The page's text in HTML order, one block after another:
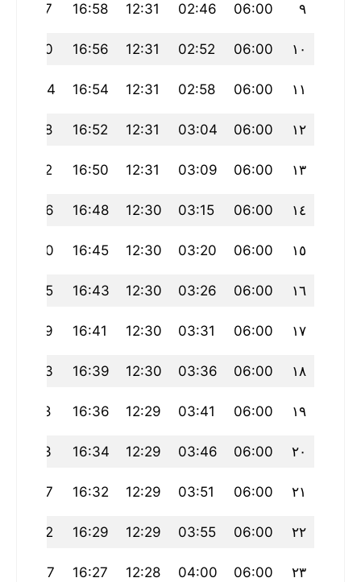
٩ 06:00
02:46
12:31
16:58
22:17
١٠ 06:00
02:52
12:31
16:56
22:10
١١ 06:00
02:58
12:31
16:54
22:04
١٢ 06:00
03:04
12:31
16:52
21:58
١٣ 06:00
03:09
12:31
16:50
21:52
١٤ 06:00
03:15
12:30
16:48
21:46
١٥ 06:00
03:20
12:30
16:45
21:40
١٦ 06:00
03:26
12:30
16:43
21:35
١٧ 06:00
03:31
12:30
16:41
21:29
١٨ 06:00
03:36
12:30
16:39
21:23
١٩ 06:00
03:41
12:29
16:36
21:18
٢٠ 06:00
03:46
12:29
16:34
21:13
٢١ 06:00
03:51
12:29
16:32
21:07
٢٢ 06:00
03:55
12:29
16:29
21:02
٢٣ 06:00
04:00
12:28
16:27
20:57